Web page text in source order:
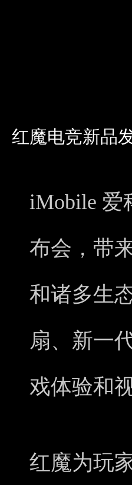
红魔电竞新品
iMobile
布会，带
和诸多生
扇、新一
戏体验和
红魔为玩